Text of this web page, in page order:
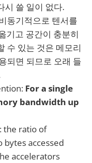
시 쓸 일이 없다.
동기적으로 텐서를
기고 공간이 충분히
수 있는 것은 메모리
되면 되므로 오래 들
For a single
bandwidth up
: the ratio of
accessed
accelerators